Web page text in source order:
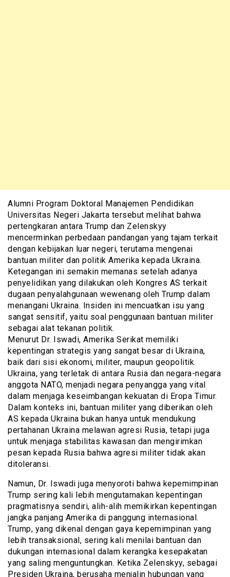
Alumni Program Doktoral Manajemen Pendidikan
Universitas Negeri Jakarta tersebut melihat bahwa
pertengkaran antara Trump dan Zelenskyy
mencerminkan perbedaan pandangan yang tajam terkait
dengan kebijakan luar negeri, terutama mengenai
bantuan militer dan politik Amerika kepada Ukraina.
Ketegangan ini semakin memanas setelah adanya
penyelidikan yang dilakukan oleh Kongres AS terkait
dugaan penyalahgunaan wewenang oleh Trump dalam
menangani Ukraina. Insiden ini mencuatkan isu yang
sangat sensitif, yaitu soal penggunaan bantuan militer
sebagai alat tekanan politik.
Menurut Dr. Iswadi, Amerika Serikat memiliki
kepentingan strategis yang sangat besar di Ukraina,
baik dari sisi ekonomi, militer, maupun geopolitik.
Ukraina, yang terletak di antara Rusia dan negara-negara
anggota NATO, menjadi negara penyangga yang vital
dalam menjaga keseimbangan kekuatan di Eropa Timur.
Dalam konteks ini, bantuan militer yang diberikan oleh
AS kepada Ukraina bukan hanya untuk mendukung
pertahanan Ukraina melawan agresi Rusia, tetapi juga
untuk menjaga stabilitas kawasan dan mengirimkan
pesan kepada Rusia bahwa agresi militer tidak akan
ditoleransi.
Namun, Dr. Iswadi juga menyoroti bahwa kepemimpinan
Trump sering kali lebih mengutamakan kepentingan
pragmatisnya sendiri, alih-alih memikirkan kepentingan
jangka panjang Amerika di panggung internasional.
Trump, yang dikenal dengan gaya kepemimpinan yang
lebih transaksional, sering kali menilai bantuan dan
dukungan internasional dalam kerangka kesepakatan
yang saling menguntungkan. Ketika Zelenskyy, sebagai
Presiden Ukraina, berusaha menjalin hubungan yang